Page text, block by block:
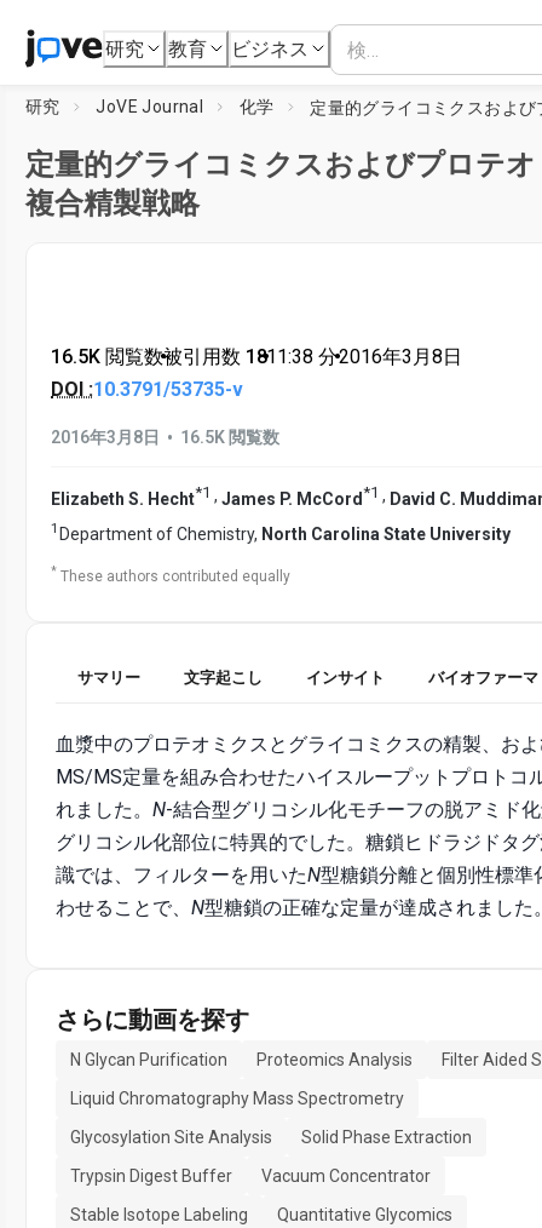
研究 教育 ビジネス
研究 JoVE Journal 化学
定量的グライコミクスおよびプロテ
複合精製戦略
16.5K 閲覧数•被引用数 18•11:38 分•2016年3月8日
DOI :10.3791/53735-v
2016年3月8日 • 16.5K 閲覧数
Elizabeth S. Hecht*1 , James P. McCord *1 , David C.
1 Department of Chemistry, North Carolina State University
* These authors contributed equally
サマリー 文字起こし インサイト バイオファー
血漿中のプロテオミクスとグライコミクスの精製、お
MS/MS定量を組み合わせたハイスループットプロトコ
れました。 N-結合型グリコシル化モチーフの脱アミド
グリコシル化部位に特異的でした。糖鎖ヒドラジドタ
識では、フィルターを用いたN型糖鎖分離と個別性標準
わせることで、 N型糖鎖の正確な定量が達成されました
さらに動画を探す
N Glycan Purification Proteomics Analysis
Filter Aided
Liquid Chromatography Mass Spectrometry
Glycosylation Site Analysis
Solid Phase Extraction
Trypsin Digest Buffer
Vacuum Concentrator
Stable Isotope Labeling
Quantitative Glycomics